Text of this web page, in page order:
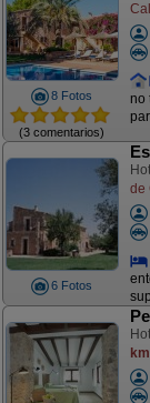
8 Fotos
(3 comentarios)
no
6 Fotos
de
km